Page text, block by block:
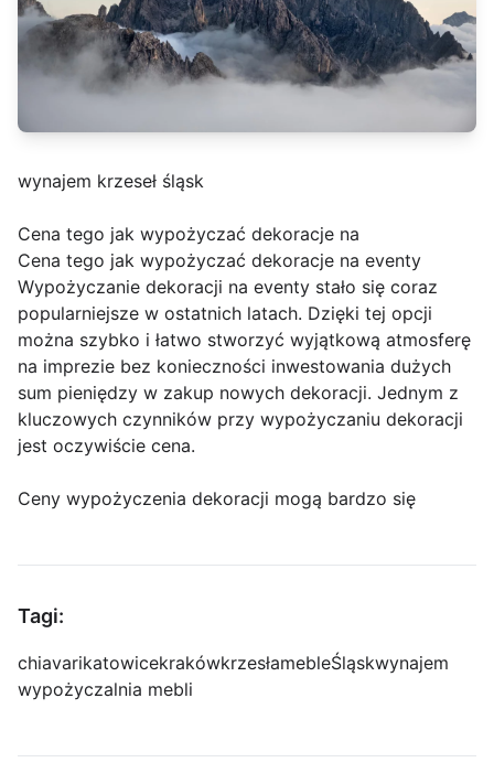
wynajem krzeseł śląsk
Cena tego jak wypożyczać dekoracje na
Cena tego jak wypożyczać dekoracje na eventy
Wypożyczanie dekoracji na eventy stało się coraz
popularniejsze w ostatnich latach. Dzięki tej opcji
można szybko i łatwo stworzyć wyjątkową atmosferę
na imprezie bez konieczności inwestowania dużych
sum pieniędzy w zakup nowych dekoracji. Jednym z
kluczowych czynników przy wypożyczaniu dekoracji
jest oczywiście cena.
Ceny wypożyczenia dekoracji mogą bardzo się
Tagi:
chiavarikatowicekrakówkrzesłamebleŚląskwynajem
wypożyczalnia mebli